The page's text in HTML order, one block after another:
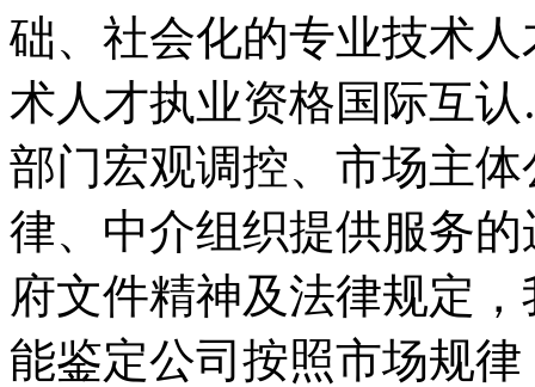
础、社会化的专业技术
术人才执业资格国际互
部门宏观调控、市场主
律、中介组织提供服务
府文件精神及法律规定
能鉴定公司按照市场规